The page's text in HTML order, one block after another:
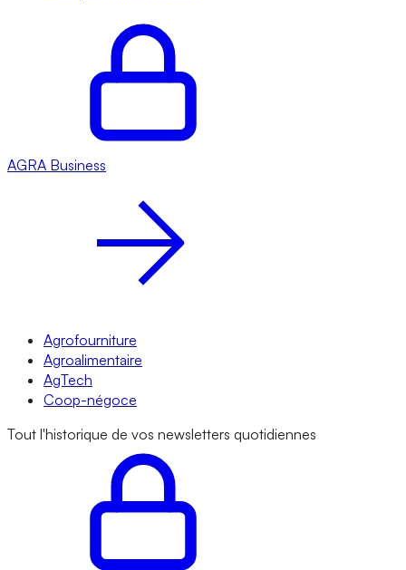
AGRA Business
Agrofourniture
Agroalimentaire
AgTech
Coop-négoce
Tout l'historique de vos newsletters quotidiennes